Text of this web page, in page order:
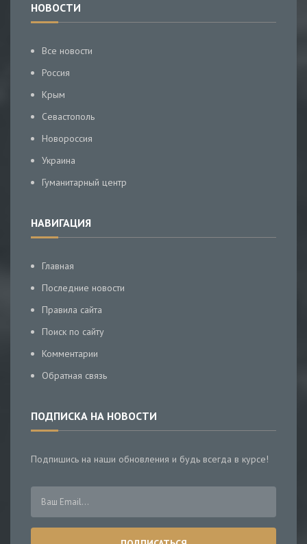
НОВОСТИ
Все новости
Россия
Крым
Севастополь
Новороссия
Украина
Гуманитарный центр
НАВИГАЦИЯ
Главная
Последние новости
Правила сайта
Поиск по сайту
Комментарии
Обратная связь
ПОДПИСКА НА НОВОСТИ
Подпишись на наши обновления и будь всегда в курсе!